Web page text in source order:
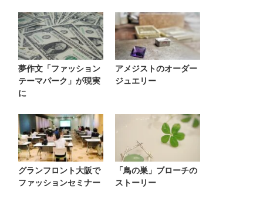
夢作文「ファッション
テーマパーク」が現実
に
アメジストのオーダー
ジュエリー
グランフロント大阪で
ファッションセミナー
「鳥の巣」ブローチの
ストーリー